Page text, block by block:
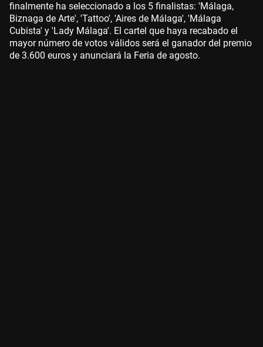
finalmente ha seleccionado a los 5 finalistas: 'Málaga,
Biznaga de Arte', 'Tattoo', 'Aires de Málaga', 'Málaga
Cubista' y 'Lady Málaga'. El cartel que haya recabado el
mayor número de votos válidos será el ganador del premio
de 3.600 euros y anunciará la Feria de agosto.